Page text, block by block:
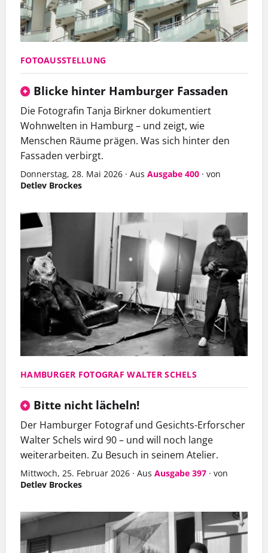
FOTOAUSSTELLUNG
Blicke hinter Hamburger Fassaden
Die Fotografin Tanja Birkner dokumentiert
Wohnwelten in Hamburg – und zeigt, wie
Menschen Räume prägen. Was sich hinter den
Fassaden verbirgt.
Donnerstag, 28. Mai 2026 · Aus Ausgabe 400 · von
Detlev Brockes
HAMBURGER FOTOGRAF WALTER SCHELS
Bitte nicht lächeln!
Der Hamburger Fotograf und Gesichts-Erforscher
Walter Schels wird 90 – und will noch lange
weiterarbeiten. Zu Besuch in seinem Atelier.
Mittwoch, 25. Februar 2026 · Aus Ausgabe 397 · von
Detlev Brockes